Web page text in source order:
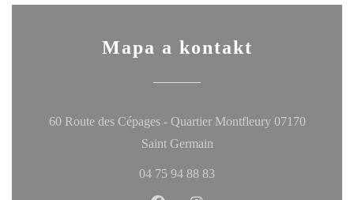
Mapa a kontakt
60 Route des Cépages - Quartier Montfleury 07170
Saint Germain((otevře se v novém okně))
04 75 94 88 83